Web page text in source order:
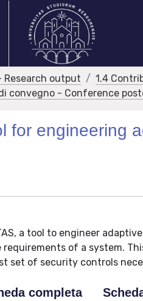
Research output
1.4
convegno - Conference
for engineering
a tool to engineer
of a system.
set of security controls
completa